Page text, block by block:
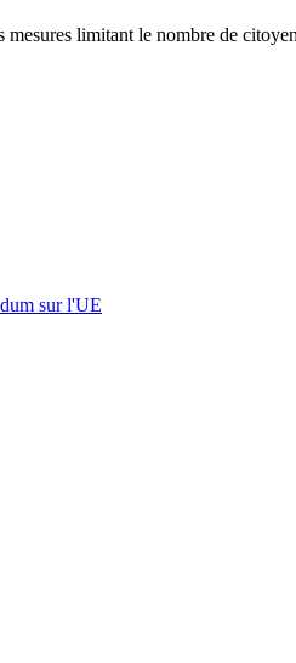
limitant le nombre de
sur l'UE